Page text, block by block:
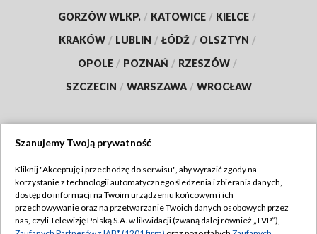
GORZÓW WLKP. / KATOWICE / KIELCE /
KRAKÓW / LUBLIN / ŁÓDŹ / OLSZTYN /
OPOLE / POZNAŃ / RZESZÓW /
SZCZECIN / WARSZAWA / WROCŁAW
TVP
Abonament TVP
Emisja w TVP
Regulamin TVP
Szanujemy Twoją prywatność
Kliknij "Akceptuję i przechodzę do serwisu", aby wyrazić zgody na
korzystanie z technologii automatycznego śledzenia i zbierania danych,
dostęp do informacji na Twoim urządzeniu końcowym i ich
przechowywanie oraz na przetwarzanie Twoich danych osobowych przez
nas, czyli Telewizję Polską S.A. w likwidacji (zwaną dalej również „TVP”),